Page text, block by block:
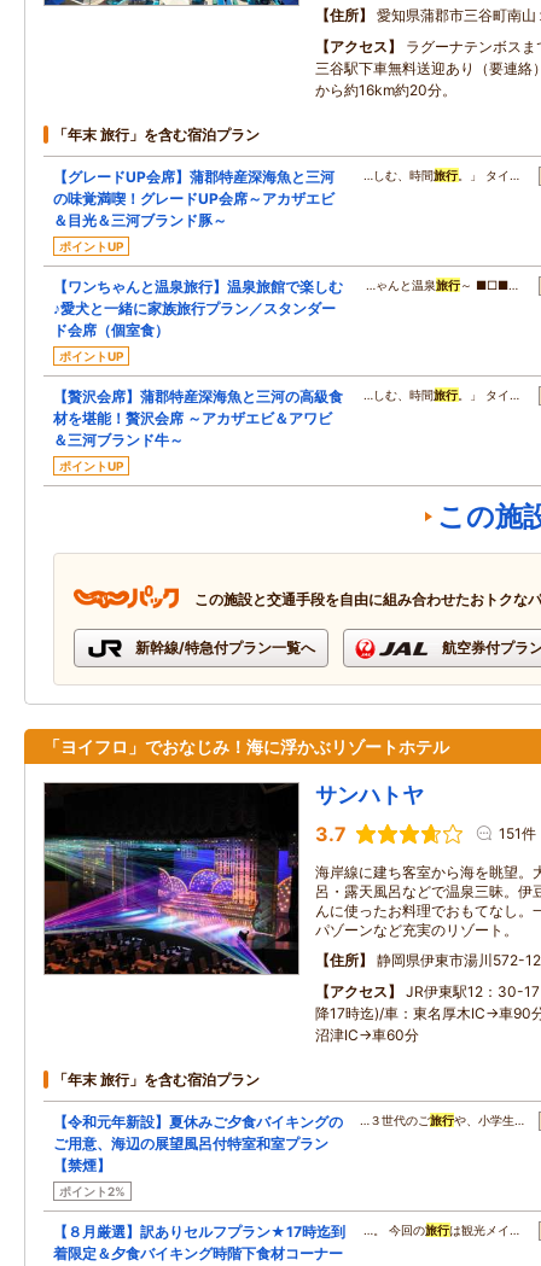
住所
愛知県蒲郡市三谷町南山
アクセス
ラグーナテンボス
三谷駅下車無料送迎あり（要連絡
から約16km約20分。
「年末 旅行」を含む宿泊プラン
【グレードUP会席】蒲郡特産深海魚と三河
の味覚満喫！グレードUP会席～アカザエビ
＆目光＆三河ブランド豚～
ポイントUP
…しむ、時間旅行。」 タイ…
【ワンちゃんと温泉旅行】温泉旅館で楽しむ
♪愛犬と一緒に家族旅行プラン／スタンダー
ド会席（個室食）
ポイントUP
…ゃんと温泉旅行～ ■□■…
【贅沢会席】蒲郡特産深海魚と三河の高級食
材を堪能！贅沢会席 ～アカザエビ＆アワビ
＆三河ブランド牛～
ポイントUP
…しむ、時間旅行。」 タイ…
この施
この施設と交通手段を自由に組み合わせたおトクな
新幹線/特急付プラン一覧へ 航空券付プラ
「ヨイフロ」でおなじみ！海に浮かぶリゾートホテル
サンハトヤ
3.7 151件
海岸線に建ち客室から海を眺望。
呂・露天風呂などで温泉三昧。伊
んに使ったお料理でおもてなし。
パゾーンなど充実のリゾート。
住所
静岡県伊東市湯川572-12
アクセス
JR伊東駅12：30-
降17時迄)/車：東名厚木IC→車90
沼津IC→車60分
「年末 旅行」を含む宿泊プラン
【令和元年新設】夏休みご夕食バイキングの
ご用意、海辺の展望風呂付特室和室プラン
【禁煙】
ポイント2%
…３世代のご旅行や、小学生…
【８月厳選】訳ありセルフプラン★17時迄到
着限定＆夕食バイキング時階下食材コーナー
…。 今回の旅行は観光メイ…